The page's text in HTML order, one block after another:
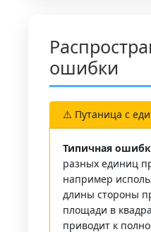
ошибки
⚠️ Путаница с
Типичная
разных единиц
например
длины стороны
площади в
приводит к